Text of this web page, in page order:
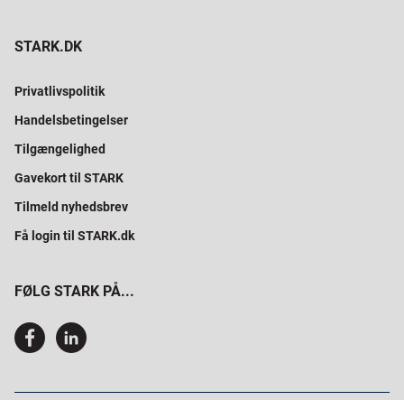
STARK.DK
Privatlivspolitik
Handelsbetingelser
Tilgængelighed
Gavekort til STARK
Tilmeld nyhedsbrev
Få login til STARK.dk
FØLG STARK PÅ...